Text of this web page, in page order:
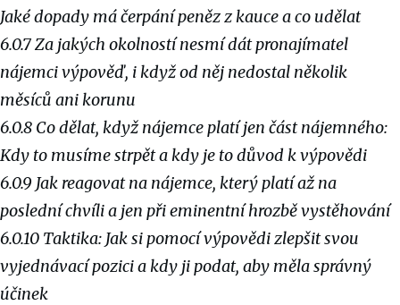
Jaké dopady má čerpání peněz z kauce a co udělat
6.0.7 Za jakých okolností nesmí dát pronajímatel
nájemci výpověď, i když od něj nedostal několik
měsíců ani korunu
6.0.8 Co dělat, když nájemce platí jen část nájemného:
Kdy to musíme strpět a kdy je to důvod k výpovědi
6.0.9 Jak reagovat na nájemce, který platí až na
poslední chvíli a jen při eminentní hrozbě vystěhování
6.0.10 Taktika: Jak si pomocí výpovědi zlepšit svou
vyjednávací pozici a kdy ji podat, aby měla správný
účinek